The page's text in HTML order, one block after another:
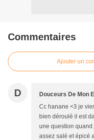
Commentaires
Ajouter un
D Douceurs De Mon
Cc hanane <3 je
bien déroulé il est
une question
assez salé et épicé